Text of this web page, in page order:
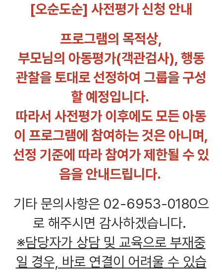
[오순도순] 사전평가 신청 안내
프로그램의 목적상,
부모님의 아동평가(객관검사), 행동
관찰을 토대로 선정하여 그룹을 구성
할 예정입니다.
따라서 사전평가 이후에도 모든 아동
이 프로그램에 참여하는 것은 아니며,
선정 기준에 따라 참여가 제한될 수 있
음을 안내드립니다.
기타 문의사항은 02-6953-0180으
로 해주시면 감사하겠습니다.
※담당자가 상담 및 교육으로 부재중
일 경우, 바로 연결이 어려울 수 있습